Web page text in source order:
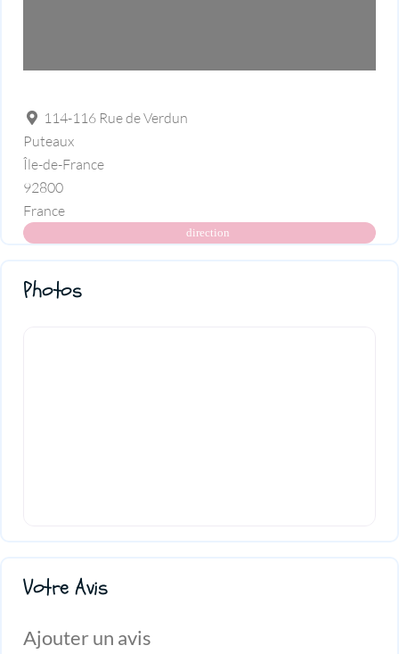
114-116 Rue de Verdun
Puteaux
Île-de-France
92800
France
direction
Photos
Votre Avis
Ajouter un avis